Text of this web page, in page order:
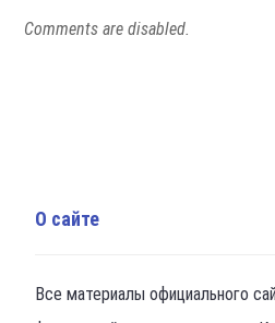
Comments are disabled.
О сайте
Все материалы официального